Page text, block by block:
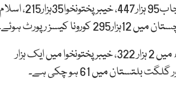
سندھ میں ایک لاکھ 26 ہزار 182 کورونا کیس سامنے آ چکے ہیں۔ پنجاب95 ہزار447، خیبرپختونخوا35ہزار215، اسلام
پنجاب میں کورونا وائرس سے جاں بحق افراد کی تعداد 2 ہزار 182، سندھ میں 2 ہزار 322، خیبر پختونخوا میں ایک ہزار